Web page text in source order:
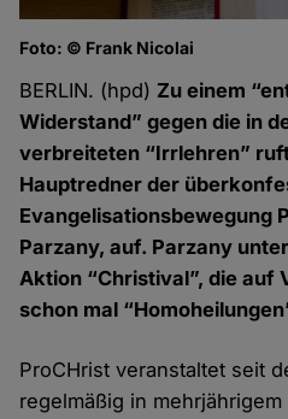
Foto: © Frank Nicolai
BERLIN. (hpd) Zu einem
Widerstand” gegen die in
verbreiteten “Irrlehren”
Hauptredner der
Evangelisationsbewegung
Parzany, auf. Parzany
Aktion “Christival”, die auf
schon mal
ProCHrist veranstaltet seit
regelmäßig in